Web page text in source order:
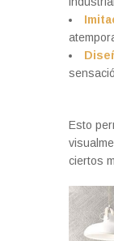
Esto
ciertos